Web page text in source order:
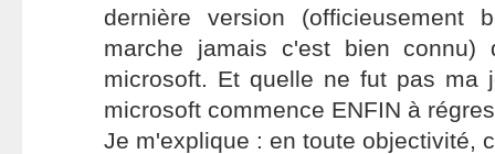
dernière version (officieusement
marche jamais c'est bien connu)
microsoft. Et quelle ne fut pas ma
microsoft commence ENFIN à
Je m'explique : en toute objectivité,